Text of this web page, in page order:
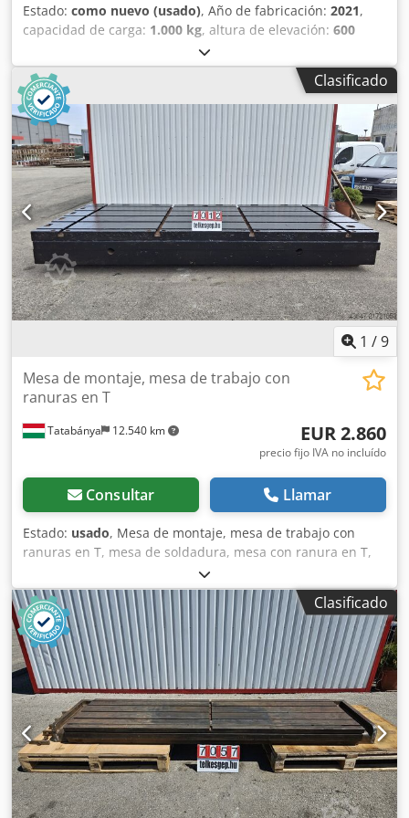
Estado: como nuevo (usado), Año de fabricación: 2021,
capacidad de carga: 1.000 kg, altura de elevación: 600
, Carretilla elevadora con
plataforma y tijera, con accionamiento manual. Puede
utilizarse como mesa de trabajo. Marca Still. Año de
fabricación: 2021. En muy buen estado. Capacidad: 1.000
kg. Se adjuntará un vídeo. Cedpozg I E Sofx Ah Ioha
Clasificado
1 /9
Tatabánya 12.540 km
Mesa de montaje, mesa de trabajo con
ranuras en T
EUR 2.860
precio fijo IVA no incluído
Consultar Llamar
Estado: usado, Mesa de montaje, mesa de trabajo con
ranuras en T, mesa de soldadura, mesa con ranura en T,
placa con ranura en T, máquina usada Dimensiones
generales: 4020 x 1720 x 410 mm Chsdpfx Ahey A N T Se Ija
Dimensión de la ranura: 65x55 mm
Clasificado